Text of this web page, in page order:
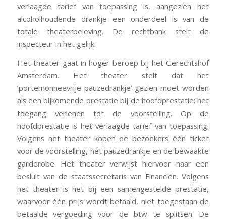
verlaagde tarief van toepassing is, aangezien het
alcoholhoudende drankje een onderdeel is van de
totale theaterbeleving. De rechtbank stelt de
inspecteur in het gelijk.
Het theater gaat in hoger beroep bij het Gerechtshof
Amsterdam. Het theater stelt dat het
‘portemonneevrije pauzedrankje’ gezien moet worden
als een bijkomende prestatie bij de hoofdprestatie: het
toegang verlenen tot de voorstelling. Op de
hoofdprestatie is het verlaagde tarief van toepassing.
Volgens het theater kopen de bezoekers één ticket
voor de voorstelling, het pauzedrankje en de bewaakte
garderobe. Het theater verwijst hiervoor naar een
besluit van de staatssecretaris van Financiën. Volgens
het theater is het bij een samengestelde prestatie,
waarvoor één prijs wordt betaald, niet toegestaan de
betaalde vergoeding voor de btw te splitsen. De